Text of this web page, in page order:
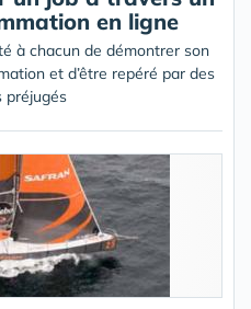
en ligne
à chacun de démontrer son
et d’être repéré par des
préjugés